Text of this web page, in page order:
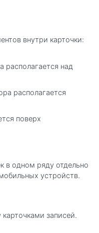
внутри карточки:
над
располагается
поверх
в одном ряду отдельно
устройств.
записей.